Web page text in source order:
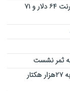
قیمت نفت امروز دوشنبه ۲۲ اردیبهشت ۱۴۰۴/ نفت برنت ۶۴ دلار و ۷۱
ثمر نشست
نفس‌های آخر تنها خلیج ایرانی خزر/ مساحت خلیج به ۲۷هزار هکتار